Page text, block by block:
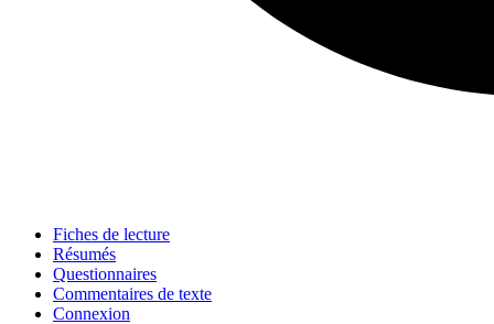
Fiches de lecture
Résumés
Questionnaires
Commentaires de texte
Connexion